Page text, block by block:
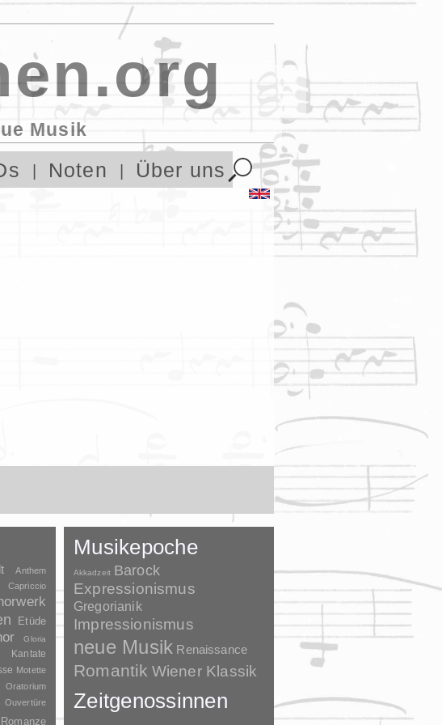
Musik
Noten Über uns
Anthem
Capriccio
Etüde
Gloria
Kantate
Motette
Oratorium
Ouvertüre
Romanze
Musikepoche
Akkadzeit Barock
Expressionismus
Gregorianik
Impressionismus
neue Musik Renaissance
Romantik Wiener Klassik
Zeitgenossinnen